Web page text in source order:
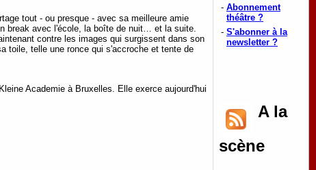
tout - ou presque - avec sa meilleure amie
break avec l'école, la boîte de nuit… et la suite.
contre les images qui surgissent dans son
toile, telle une ronce qui s'accroche et tente de
Academie à Bruxelles. Elle exerce aujourd'hui
- Abonnement
théâtre ?
- S'abonner à la
newsletter ?
A la
scène